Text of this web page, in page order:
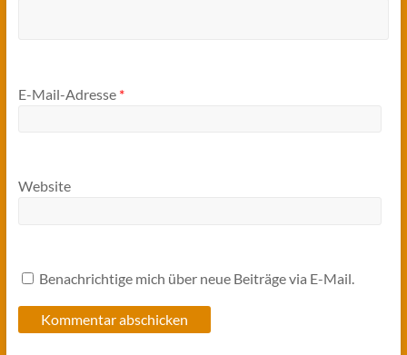
E-Mail-Adresse *
Website
Benachrichtige mich über neue Beiträge via E-Mail.